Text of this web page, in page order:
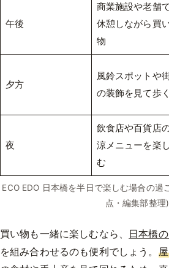
午後
商業施設や老舗
休憩しながら買
物
夕方
風鈴スポットや
の装飾を見て歩く
夜
飲食店や百貨店
涼メニューを楽し
む
ECO EDO 日本橋を半日で楽しむ場合の
点・編集部整理)
買い物も一緒に楽しむなら、 日本橋
を組み合わせるのも便利でしょう。